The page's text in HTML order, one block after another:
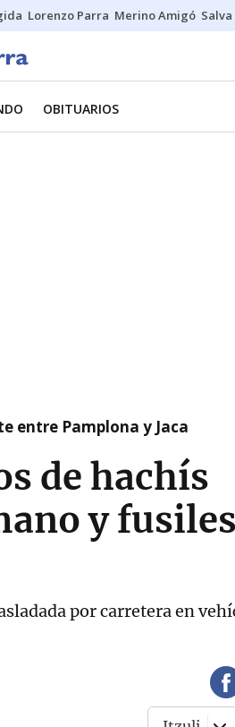
Lorenzo Parra Merino Amigó
OBITUARIOS
entre Pamplona y Jaca
de hachís
y
por carretera en